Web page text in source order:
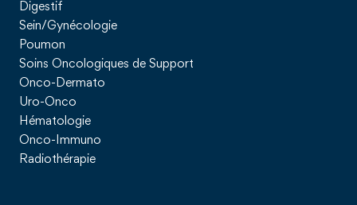
Digestif
Sein/Gynécologie
Poumon
Soins Oncologiques de Support
Onco-Dermato
Uro-Onco
Hématologie
Onco-Immuno
Radiothérapie